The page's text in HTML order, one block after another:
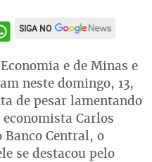
SIGA NO
e de Minas e
neste domingo, 13,
de pesar lamentando
Carlos
Central, o
se destacou pelo